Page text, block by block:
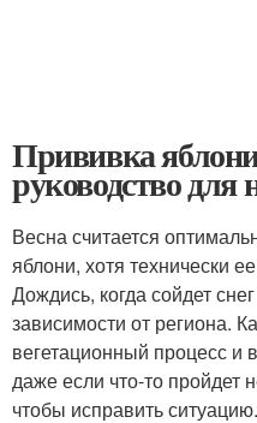
Прививка
руководство
Весна считается
яблони, хотя технически
Дождись, когда сойдет
зависимости от региона.
вегетационный процесс и
даже если что-то пройдет
чтобы исправить ситуацию.